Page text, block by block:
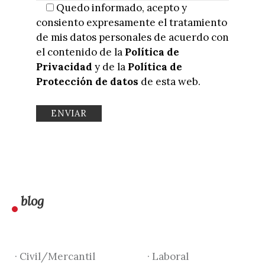
Quedo informado, acepto y
consiento expresamente el tratamiento
de mis datos personales de acuerdo con
el contenido de la Política de
Privacidad y de la Política de
Protección de datos de esta web.
blog
· Civil/Mercantil
· Laboral